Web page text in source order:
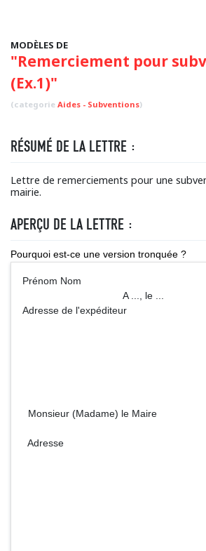
MODÈLES DE
"Remerciement pour
(Ex.1)"
(categorie Aides - Subventions)
RÉSUMÉ DE LA LETTRE :
Lettre de remerciements pour une
mairie.
APERÇU DE LA LETTRE :
Pourquoi est-ce une version tronquée ?
Prénom
A ..., le ...
Adresse de l'expéditeur
Monsieur (Madame) le Maire
Adresse